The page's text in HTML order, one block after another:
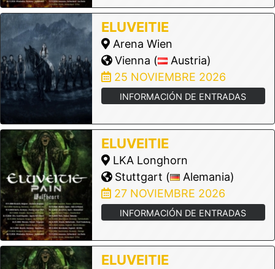
ELUVEITIE
Arena Wien
Vienna (
Austria)
25 NOVIEMBRE 2026
INFORMACIÓN DE ENTRADAS
ELUVEITIE
LKA Longhorn
Stuttgart (
Alemania)
27 NOVIEMBRE 2026
INFORMACIÓN DE ENTRADAS
ELUVEITIE